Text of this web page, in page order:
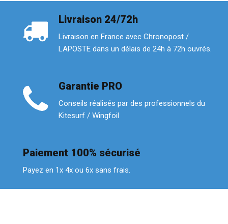
Livraison 24/72h
Livraison en France avec Chronopost /
LAPOSTE dans un délais de 24h à 72h ouvrés.
Garantie PRO
Conseils réalisés par des professionnels du
Kitesurf / Wingfoil
Paiement 100% sécurisé
Payez en 1x 4x ou 6x sans frais.